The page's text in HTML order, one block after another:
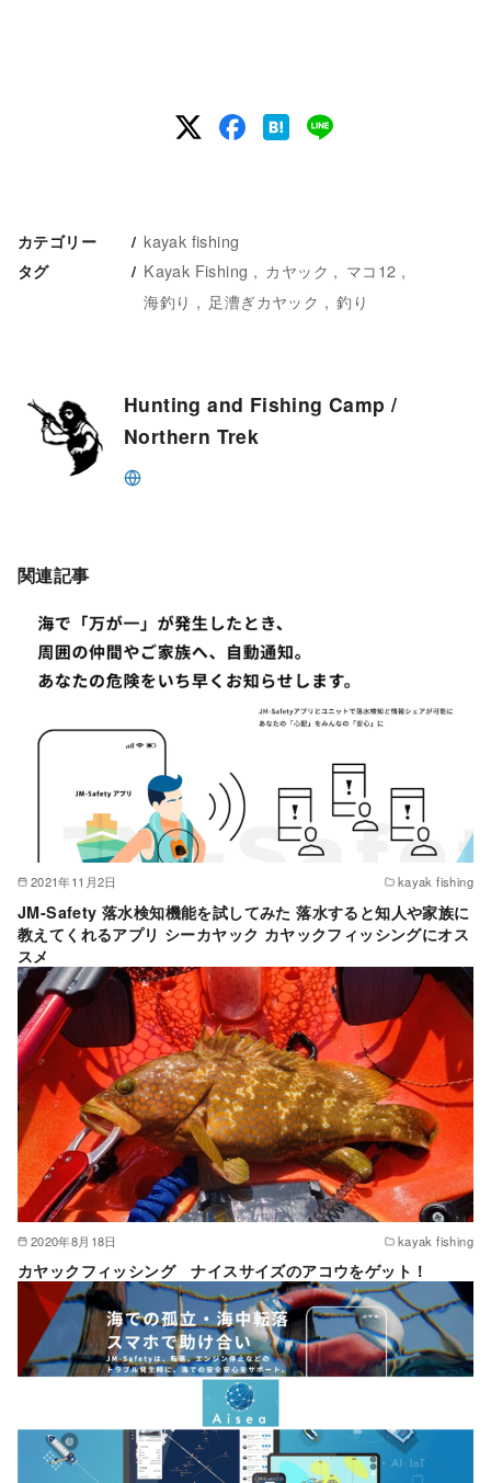
カテゴリー kayak fishing
タグ Kayak Fishing カヤック
マコ12
海釣り
足漕ぎカヤック 釣り
Hunting and Fishing Camp /
Northern Trek
関連記事
2021年11月2日 kayak fishing
JM-Safety 落水検知機能を試してみた 落水すると知人や家族に
教えてくれるアプリ シーカヤック カヤックフィッシングにオス
スメ
2020年8月18日 kayak fishing
カヤックフィッシング ナイスサイズのアコウをゲット！